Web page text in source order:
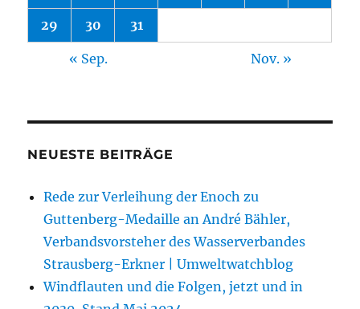
29 30 31
« Sep. Nov. »
NEUESTE BEITRÄGE
Rede zur Verleihung der Enoch zu
Guttenberg-Medaille an André Bähler,
Verbandsvorsteher des Wasserverbandes
Strausberg-Erkner | Umweltwatchblog
Windflauten und die Folgen, jetzt und in